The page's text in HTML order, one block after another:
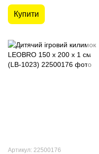
Купити
Артикул: 22500176